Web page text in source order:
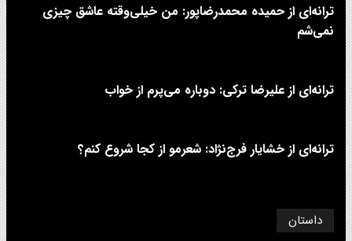
ترانه‌ای از حمیده محمدرضاپور: من خیلی‌وقته عاشق چیزی
نمی‌شم
ترانه‌ای از علیرضا ترکی: دوباره می‌پرم از خواب
ترانه‌ای از خشایار فرج‌نژاد: شعرمو از کجا شروع کنم؟
داستان